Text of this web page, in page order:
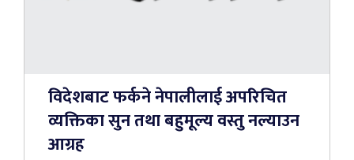
विदेशबाट फर्कने नेपालीलाई अपरिचित
व्यक्तिका सुन तथा बहुमूल्य वस्तु नल्याउन
आग्रह